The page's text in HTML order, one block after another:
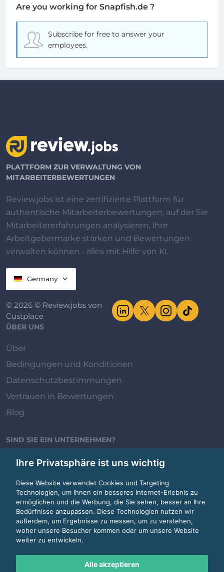
Ihre Privatsphäre ist uns wichtig
Diese Website verwendet Cookies und Targeting
Technologien, um Ihnen ein besseres Internet-Erlebnis zu
ermöglichen und die Werbung, die Sie sehen, besser an Ihre
Bedürfnisse anzupassen. Diese Technologien nutzen wir
außerdem, um Ergebnisse zu messen, um zu verstehen,
woher unsere Besucher kommen oder um unsere Website
weiter zu entwickeln.
Alle akzeptieren
Are you working for Snapfish.de ?
Subscribe for freeto answer your
employees.
PLATTFORM ZUR VERWALTUNG VON
MITARBEITERBEWERTUNGEN
Review.jobs ist eine zertifizierte Plattform für
authentische Mitarbeiterbewertungen, auf der Sie
Mitarbeitererfahrungen analysieren, Ihre
Arbeitgebermarke stärken und Bewertungen
verwalten können - alles mit Hilfe von KI.
Germany
© 2026 © Review.jobs von
Custplace
ÜBER UNS
Über
Bedingungen und Konditionen
Datenschutzbestimmungen
Vertrauen in Bewertungen
Blog
SIND SIE EIN UNTERNEHMEN?
Review.jobs für Unternehmen
Unternehmensseite
SIND SIE EIN MITARBEITER?
Anmelden / Registrieren
Kategorien und Auflistungen